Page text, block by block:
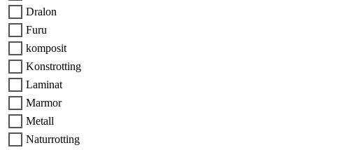
Dralon
Furu
komposit
Konstrotting
Laminat
Marmor
Metall
Naturrotting